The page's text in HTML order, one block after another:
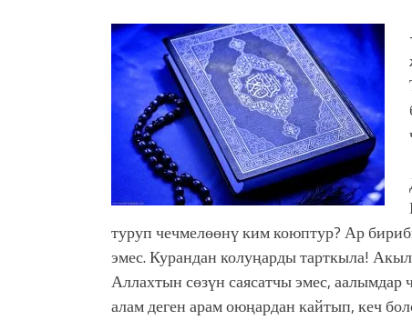
туруп чечмелөөнү ким коюптур? Ар
эмес. Курандан колуңарды тарткыла!
Аллахтын сөзүн саясатчы эмес,
алам деген арам оюңардан кайтып, кеч